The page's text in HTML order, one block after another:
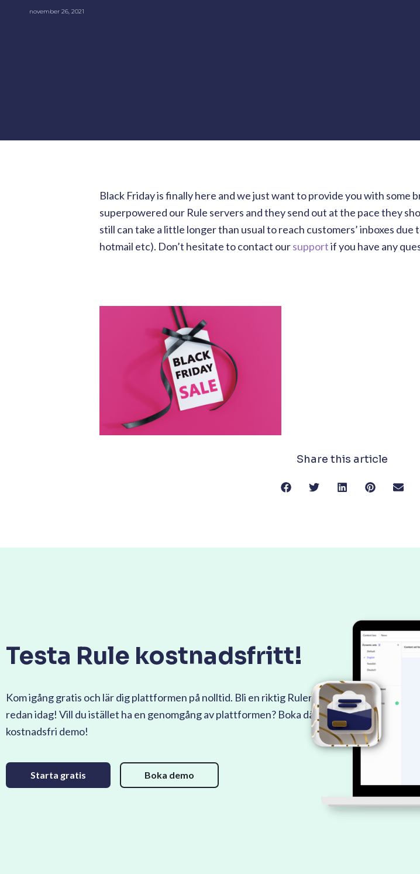
november 26, 2021
Black Friday is finally here and we just want to provide you with some
superpowered our Rule servers and they send out at the pace they
still can take a little longer than usual to reach customers’ inboxes due
hotmail etc). Don’t hesitate to contact oursupportif you have any
Share this article
Testa Rule kostnadsfritt!
Kom igång gratis och lär dig plattformen på nolltid. Bli en riktig Ruler
redan idag! Vill du istället ha en genomgång av plattformen? Boka då en
kostnadsfri demo!
Starta gratis Boka demo